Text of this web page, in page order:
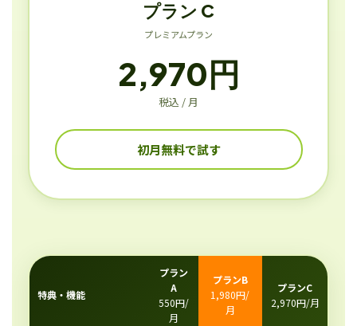
プラン C
プレミアムプラン
2,970円
税込 / 月
初月無料で試す
特典・機能
プラン
A
550円/
月
プランB
1,980円/
月
プランC
2,970円/月